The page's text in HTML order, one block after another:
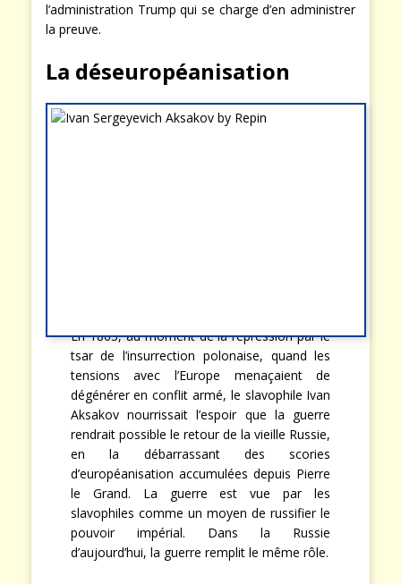
l’administration Trump qui se charge d’en administrer
la preuve.
La déseuropéanisation
En 1863, au moment de la répression par le
tsar de l’insurrection polonaise, quand les
tensions avec l’Europe menaçaient de
dégénérer en conflit armé, le slavophile Ivan
Aksakov nourrissait l’espoir que la guerre
rendrait possible le retour de la vieille Russie,
en la débarrassant des scories
d’européanisation accumulées depuis Pierre
le Grand. La guerre est vue par les
slavophiles comme un moyen de russifier le
pouvoir impérial. Dans la Russie
d’aujourd’hui, la guerre remplit le même rôle.